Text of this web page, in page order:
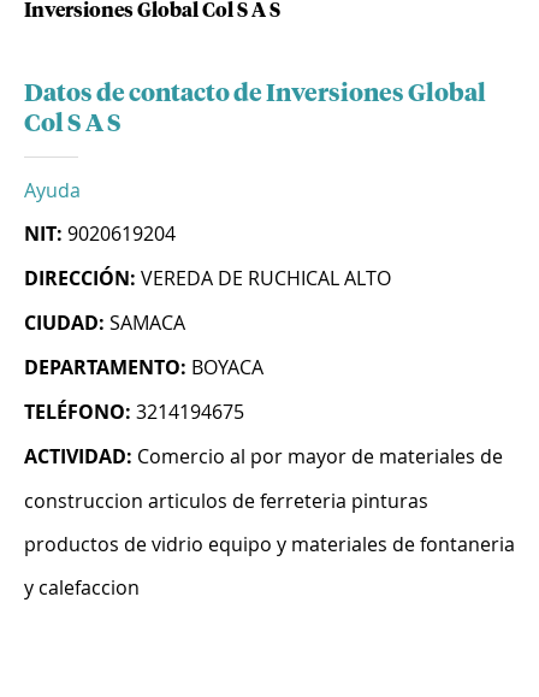
Inversiones Global Col S A S
Datos de contacto de Inversiones Global
Col S A S
Ayuda
NIT: 9020619204
DIRECCIÓN: VEREDA DE RUCHICAL ALTO
CIUDAD: SAMACA
DEPARTAMENTO: BOYACA
TELÉFONO: 3214194675
ACTIVIDAD: Comercio al por mayor de materiales de
construccion articulos de ferreteria pinturas
productos de vidrio equipo y materiales de fontaneria
y calefaccion